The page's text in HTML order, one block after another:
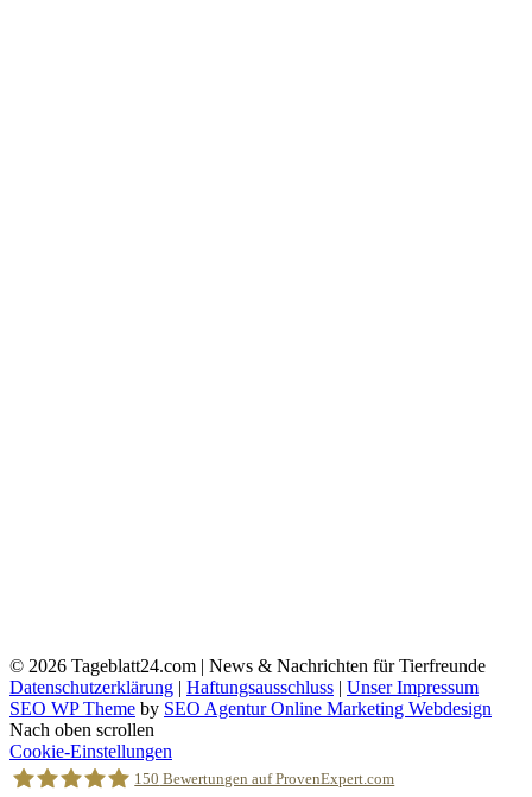
© 2026 Tageblatt24.com | News & Nachrichten für Tierfreunde
Datenschutzerklärung | Haftungsausschluss | Unser Impressum
SEO WP Theme by SEO Agentur Online Marketing Webdesign
Nach oben scrollen
Cookie-Einstellungen
150 Bewertungen auf ProvenExpert.com